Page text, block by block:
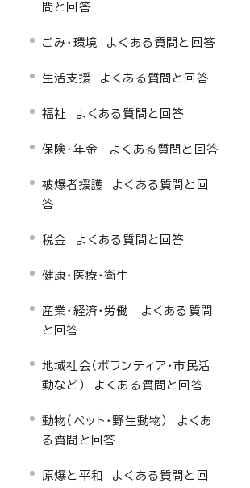
問と回答
ごみ・環境 よくある質問と回答
生活支援 よくある質問と回答
福祉 よくある質問と回答
保険・年金 よくある質問と回答
被爆者援護 よくある質問と回
答
税金 よくある質問と回答
健康・医療・衛生
産業・経済・労働 よくある質問
と回答
地域社会（ボランティア・市民活
動など） よくある質問と回答
動物（ペット・野生動物） よくあ
る質問と回答
原爆と平和 よくある質問と回